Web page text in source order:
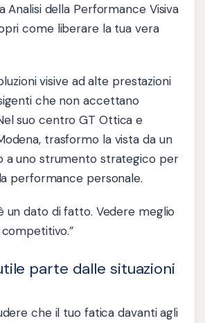
Analisi della Performance Visiva
come liberare la tua vera
visive ad alte prestazioni
che non accettano
suo centro GT Ottica e
trasformo la vista da un
a uno strumento strategico per
performance personale.
un dato di fatto. Vedere meglio
parte dalle situazioni
che il tuo fatica davanti agli